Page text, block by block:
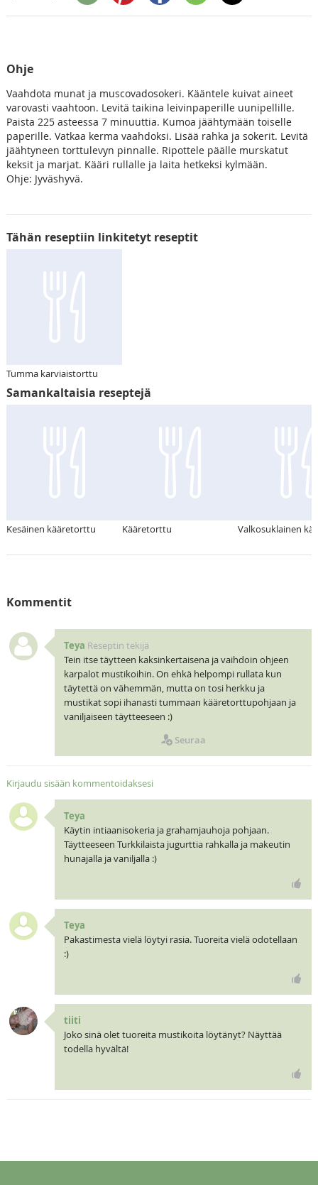
Ohje
Vaahdota munat ja muscovadosokeri. Kääntele kuivat aineet
varovasti vaahtoon. Levitä taikina leivinpaperille uunipellille.
Paista 225 asteessa 7 minuuttia. Kumoa jäähtymään toiselle
paperille. Vatkaa kerma vaahdoksi. Lisää rahka ja sokerit. Levitä
jäähtyneen torttulevyn pinnalle. Ripottele päälle murskatut
keksit ja marjat. Kääri rullalle ja laita hetkeksi kylmään.
Ohje: Jyväshyvä.
Tähän reseptiin linkitetyt reseptit
Tumma karviaistorttu
Samankaltaisia reseptejä
Kesäinen kääretorttu Kääretorttu Valkosuklainen
Kommentit
Teya Reseptin tekijä
Tein itse täytteen kaksinkertaisena ja vaihdoin ohjeen
karpalot mustikoihin. On ehkä helpompi rullata kun
täytettä on vähemmän, mutta on tosi herkku ja
mustikat sopi ihanasti tummaan kääretorttupohjaan ja
vaniljaiseen täytteeseen :)
Seuraa
Kirjaudu sisään kommentoidaksesi
Teya
Käytin intiaanisokeria ja grahamjauhoja pohjaan.
Täytteeseen Turkkilaista jugurttia rahkalla ja makeutin
hunajalla ja vaniljalla :)
Teya
Pakastimesta vielä löytyi rasia. Tuoreita vielä odotellaan
:)
tiiti
Joko sinä olet tuoreita mustikoita löytänyt? Näyttää
todella hyvältä!